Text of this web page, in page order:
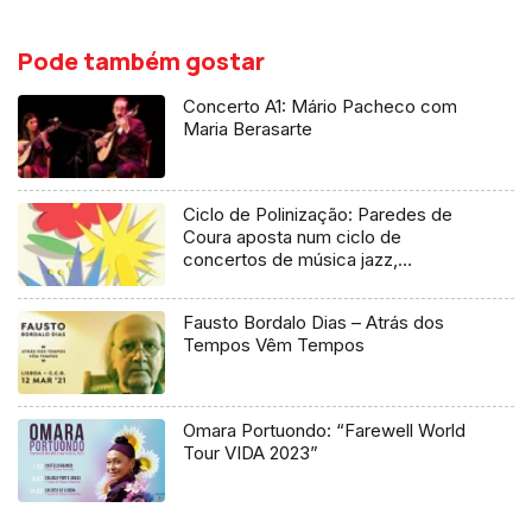
Pode também gostar
Concerto A1: Mário Pacheco com
Maria Berasarte
Ciclo de Polinização: Paredes de
Coura aposta num ciclo de
concertos de música jazz,
Fausto Bordalo Dias – Atrás dos
Tempos Vêm Tempos
Omara Portuondo: “Farewell World
Tour VIDA 2023”